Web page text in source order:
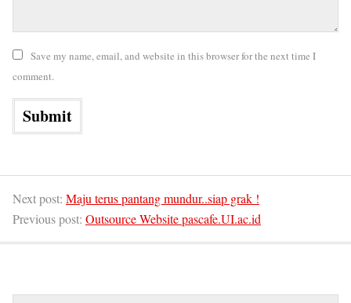
Save my name, email, and website in this browser for the next time I
comment.
Next post: Maju terus pantang mundur..siap grak !
Previous post: Outsource Website pascafe.UI.ac.id